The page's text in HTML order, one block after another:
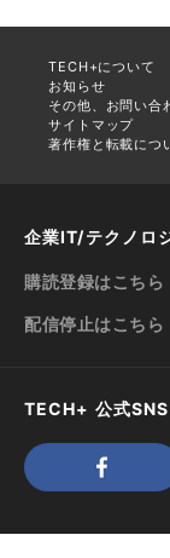
TECH+について
お知らせ
その他、お問い合
サイトマップ
著作権と転載につ
企業IT/テクノロ
購読登録はこちら
配信停止はこちら
TECH+ 公式SNS